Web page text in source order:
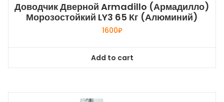
Доводчик Дверной Armadillo (Армадилло)
Морозостойкий LY3 65 Кг (алюминий)
1600₽
Add to cart